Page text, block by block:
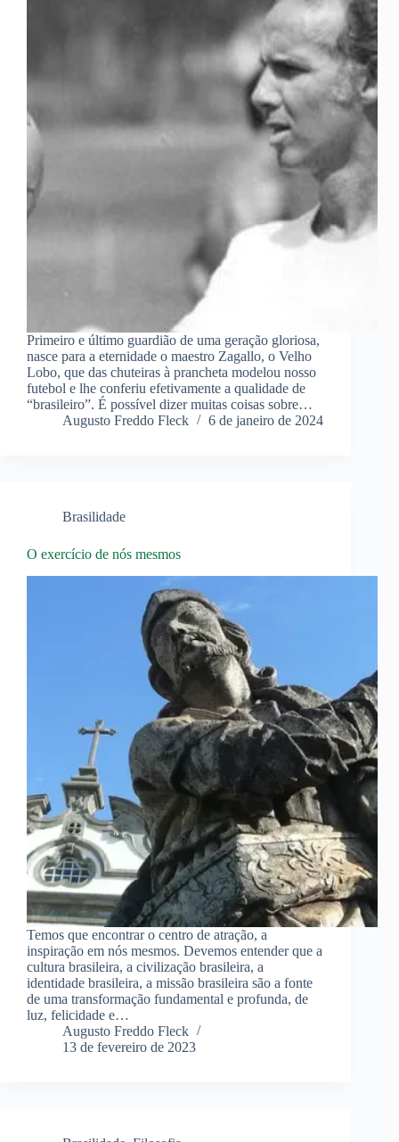
Primeiro e último guardião de uma geração gloriosa,
nasce para a eternidade o maestro Zagallo, o Velho
Lobo, que das chuteiras à prancheta modelou nosso
futebol e lhe conferiu efetivamente a qualidade de
“brasileiro”. É possível dizer muitas coisas sobre…
Augusto Freddo Fleck
6 de janeiro de 2024
Brasilidade
O exercício de nós mesmos
Temos que encontrar o centro de atração, a
inspiração em nós mesmos. Devemos entender que a
cultura brasileira, a civilização brasileira, a
identidade brasileira, a missão brasileira são a fonte
de uma transformação fundamental e profunda, de
luz, felicidade e…
Augusto Freddo Fleck
13 de fevereiro de 2023